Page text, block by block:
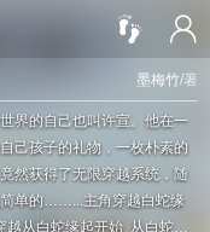
墨梅竹/著
界的自己也叫许宣。他在一
己孩子的礼物，一枚朴素的
然获得了无限穿越系统，随
简单的……...主角穿越白蛇缘
越从白蛇缘起开始 从白蛇缘